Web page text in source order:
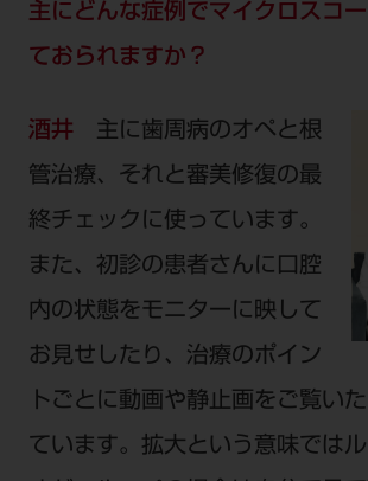
主にどんな症例でマイクロスコ
ておられますか？
酒井 主に歯周病のオペと根
管治療、それと審美修復の最
終チェックに使っています。
また、初診の患者さんに口腔
内の状態をモニターに映して
お見せしたり、治療のポイン
トごとに動画や静止画をご覧い
ています。拡大という意味では